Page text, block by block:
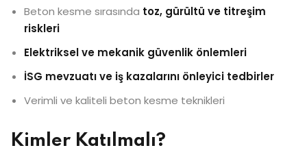
Beton kesme sırasında toz, gürültü ve titreşim
riskleri
Elektriksel ve mekanik güvenlik önlemleri
İSG mevzuatı ve iş kazalarını önleyici tedbirler
Verimli ve kaliteli beton kesme teknikleri
Kimler Katılmalı?